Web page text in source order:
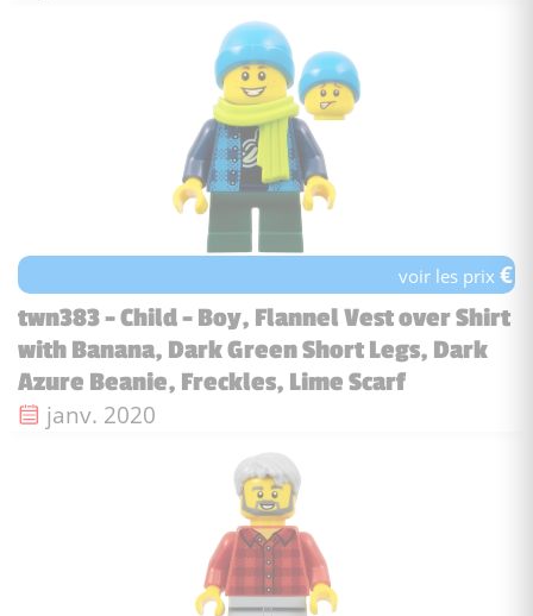
voir les prix€
twn383 - Child - Boy, Flannel Vest over Shirt
with Banana, Dark Green Short Legs, Dark
Azure Beanie, Freckles, Lime Scarf
Date de sortie :
janv. 2020